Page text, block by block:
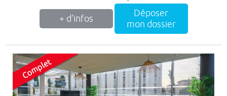
+ d'infos
Déposer
mon dossier